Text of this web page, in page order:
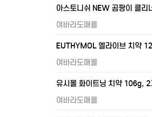
아스토니쉬 NEW 곰팡이 클
여바라도매몰
EUTHYMOL 엘라이브 치약
여바라도매몰
유시몰 화이트닝 치약 106g, 2
여바라도매몰